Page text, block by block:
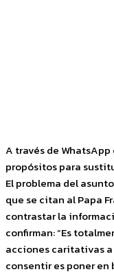
A través de
propósitos para
El problema del
que se citan al Papa
contrastar la
confirman: “Es
acciones caritativas
consentir es poner